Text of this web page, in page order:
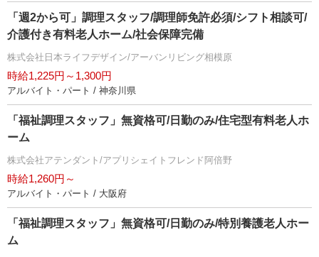
「週2から可」調理スタッフ/調理師免許必須/シフト相談可/
介護付き有料老人ホーム/社会保障完備
株式会社日本ライフデザイン/アーバンリビング相模原
時給1,225円～1,300円
アルバイト・パート / 神奈川県
「福祉調理スタッフ」無資格可/日勤のみ/住宅型有料老人ホ
ーム
株式会社アテンダント/アプリシェイトフレンド阿倍野
時給1,260円～
アルバイト・パート / 大阪府
「福祉調理スタッフ」無資格可/日勤のみ/特別養護老人ホー
ム